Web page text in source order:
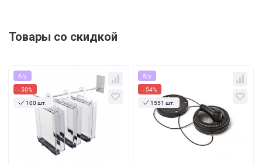
Товары со скидкой
б/у
- 50%
100 шт.
Кол-во За 1 шт.
7.29 руб.
б/у
- 54%
1551 шт.
Кол-во За 1 шт.
11.08 руб.